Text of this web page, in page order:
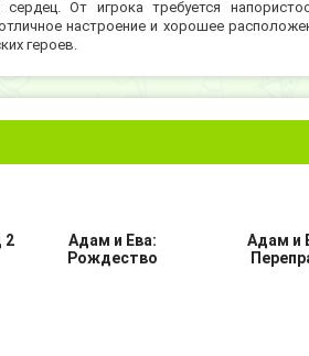
От игрока требуется
настроение и хорошее
героев.